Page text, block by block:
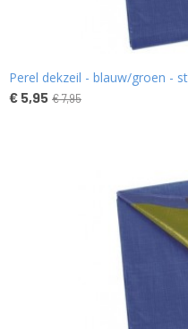
Perel dekzeil - blauw/groen -
€ 5,95 € 7,95